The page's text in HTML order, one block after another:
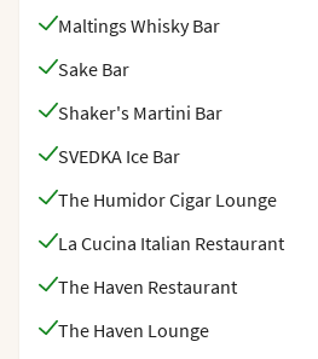
Maltings Whisky Bar
Sake Bar
Shaker's Martini Bar
SVEDKA Ice Bar
The Humidor Cigar Lounge
La Cucina Italian Restaurant
The Haven Restaurant
The Haven Lounge